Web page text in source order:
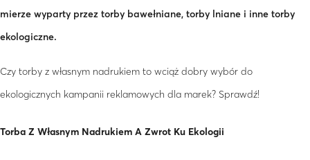
mierze wyparty przez torby bawełniane, torby lniane i inne torby
ekologiczne.
Czy torby z własnym nadrukiem to wciąż dobry wybór do
ekologicznych kampanii reklamowych dla marek? Sprawdź!
Torba Z Własnym Nadrukiem A Zwrot Ku Ekologii